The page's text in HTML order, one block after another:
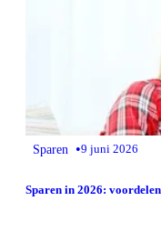
Sparen •9 juni 2026
Sparen in 2026: